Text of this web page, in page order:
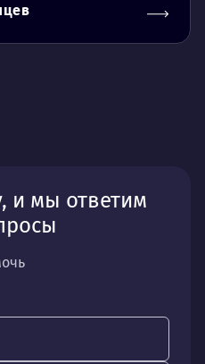
и мы ответим